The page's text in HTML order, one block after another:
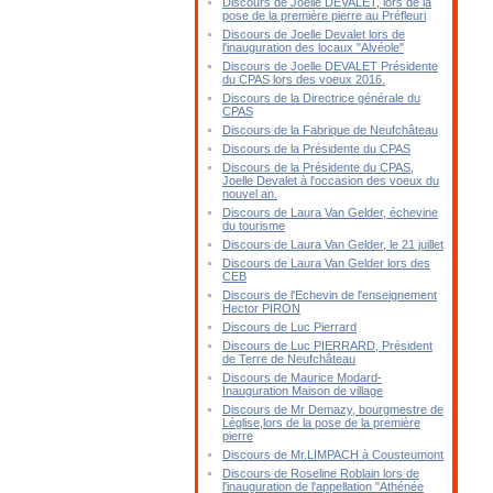
pose de la première pierre au Préfleuri
Discours de Joelle Devalet lors de
l'inauguration des locaux "Alvéole"
Discours de Joelle DEVALET Présidente
du CPAS lors des voeux 2016.
Discours de la Directrice générale du
CPAS
Discours de la Fabrique de Neufchâteau
Discours de la Présidente du CPAS
Discours de la Présidente du CPAS,
Joelle Devalet à l'occasion des voeux du
nouvel an.
Discours de Laura Van Gelder, échevine
du tourisme
Discours de Laura Van Gelder, le 21 juillet
Discours de Laura Van Gelder lors des
CEB
Discours de l'Echevin de l'enseignement
Hector PIRON
Discours de Luc Pierrard
Discours de Luc PIERRARD, Président
de Terre de Neufchâteau
Discours de Maurice Modard-
Inauguration Maison de village
Discours de Mr Demazy, bourgmestre de
Léglise,lors de la pose de la première
pierre
Discours de Mr.LIMPACH à Cousteumont
Discours de Roseline Roblain lors de
l'inauguration de l'appellation "Athénée